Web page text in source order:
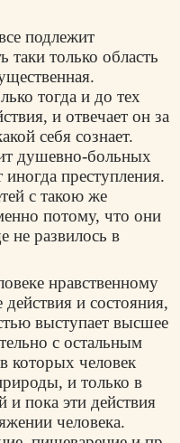
подлежит
таки только область
тогда и до тех
и отвечает он за
себя сознает.
душевно-больных
преступления.
с такою же
потому, что они
не развилось в
нравственному
действия и состояния,
выступает высшее
с остальным
которых человек
и только в
и пока эти действия
человека.